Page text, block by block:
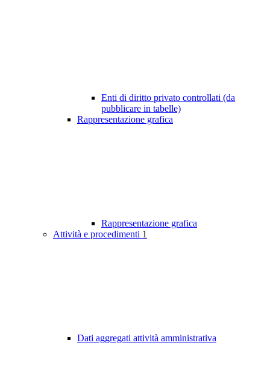
Enti di diritto privato controllati (da
pubblicare in tabelle)
Rappresentazione grafica
Rappresentazione grafica
Attività e procedimenti 1
Dati aggregati attività amministrativa